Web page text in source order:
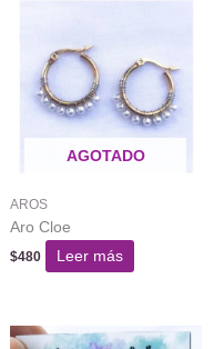
AGOTADO
AROS
Aro Cloe
$480 Leer más